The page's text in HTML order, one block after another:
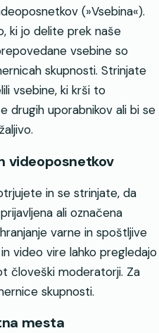
(»Vsebina«).
ki jo delite prek naše
vsebine so
skupnosti. Strinjate
vsebine, ki krši to
drugih uporabnikov ali bi se
videoposnetkov
in se strinjate, da
ali označena
varne in spoštljive
video vire lahko pregledajo
človeški moderatorji. Za
skupnosti.
mesta